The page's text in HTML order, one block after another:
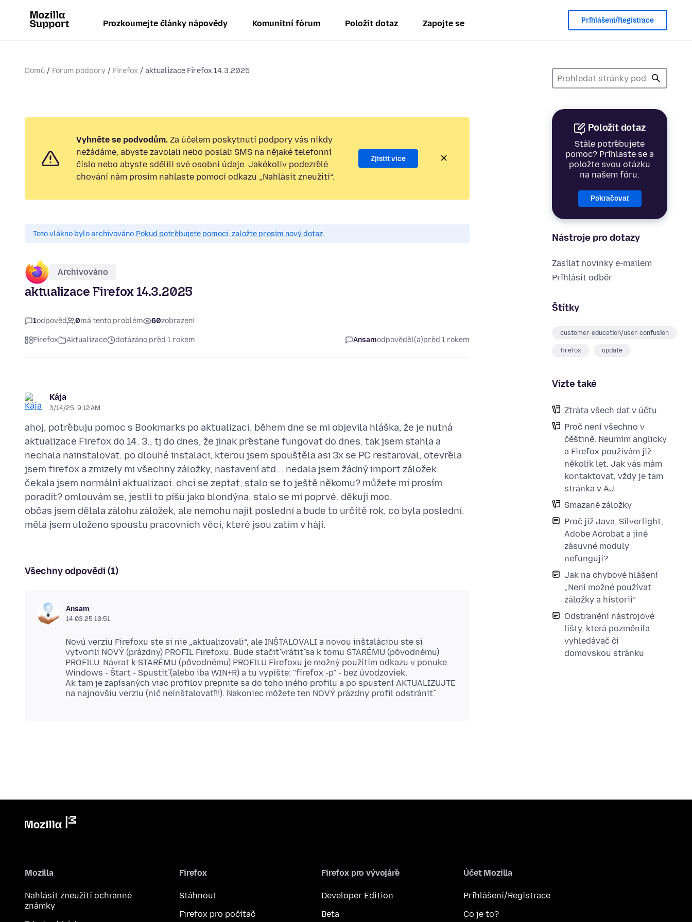
Prozkoumejte články nápovědy Komunitní fórum Položit dotaz Zapojte se Přihlášení/Registrace
Domů Fórum podpory Firefox aktualizace Firefox 14.3.2025
Položit dotaz
Stále potřebujete
pomoc? Přihlaste se a
položte svou otázku
na našem fóru.
Pokračovat
Nástroje pro dotazy
Zasílat novinky e-mailem
Přihlásit odběr
Štítky
customer-education/user-confusion
firefox update
Vizte také
Ztráta všech dat v účtu
Proč není všechno v
čěštině. Neumím anglicky
a Firefox používám již
několik let. Jak vás mám
kontaktovat, vždy je tam
stránka v AJ.
Smazané záložky
Proč již Java, Silverlight,
Adobe Acrobat a jiné
zásuvné moduly
nefungují?
Jak na chybové hlášení
„Není možné používat
záložky a historii“
Odstranění nástrojové
lišty, která pozměnila
vyhledávač či
domovskou stránku
Vyhněte se podvodům. Za účelem poskytnutí podpory vás nikdy
nežádáme, abyste zavolali nebo poslali SMS na nějaké telefonní
číslo nebo abyste sdělili své osobní údaje. Jakékoliv podezřelé
chování nám prosím nahlaste pomocí odkazu „Nahlásit zneužití“.
Zjistit více
Toto vlákno bylo archivováno.Pokud potřebujete pomoci, založte prosím nový dotaz.
Archivováno
aktualizace Firefox 14.3.2025
1odpověď 0má tento problém 60zobrazení
Firefox Aktualizace dotázáno před 1 rokem Ansamodpověděl(a)před 1 rokem
Kája
3/14/25, 9:12 AM
ahoj, potřebuju pomoc s Bookmarks po aktualizaci. během dne se mi objevila hláška, že je nutná
aktualizace Firefox do 14. 3., tj do dnes, že jinak přestane fungovat do dnes. tak jsem stahla a
nechala nainstalovat. po dlouhé instalaci, kterou jsem spouštěla asi 3x se PC restaroval, otevřela
jsem firefox a zmizely mi všechny záložky, nastavení atd... nedala jsem žádný import záložek.
čekala jsem normální aktualizaci. chci se zeptat, stalo se to ještě někomu? můžete mi prosím
poradit? omlouvám se, jestli to píšu jako blondýna, stalo se mi poprvé. děkuji moc.
občas jsem dělala zálohu záložek, ale nemohu najít poslední a bude to určitě rok, co byla poslední.
Všechny odpovědi (1)
Ansam
14.03.25 10:51
Novú verziu Firefoxu ste si nie „aktualizovali“, ale INŠTALOVALI a novou inštaláciou ste si
vytvorili NOVÝ (prázdny) PROFIL Firefoxu. Bude stačiť vrátiť sa k tomu STARÉMU (pôvodnému)
PROFILU. Návrat k STARÉMU (pôvodnému) PROFILU Firefoxu je možný použitím odkazu v ponuke
Windows - Štart - Spustiť (alebo iba WIN+R) a tu vypíšte: "firefox -p" - bez úvodzoviek.
Ak tam je zapísaných viac profilov prepnite sa do toho iného profilu a po spustení AKTUALIZUJTE
Mozilla
Nahlásit zneužití ochranné
známky
Firefox
Stáhnout
Firefox pro počítač
Firefox pro vývojáře
Developer Edition
Beta
Účet Mozilla
Přihlášení/Registrace
Co je to?